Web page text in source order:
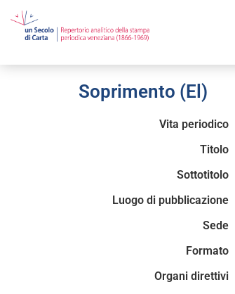
Soprimento (El)
Vita periodico
Titolo
Sottotitolo
Luogo di pubblicazione
Sede
Formato
Organi direttivi